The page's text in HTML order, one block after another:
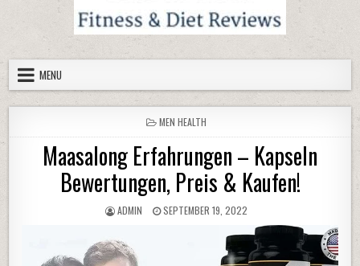
MENU
POSTED IN
MEN HEALTH
Maasalong Erfahrungen – Kapseln
Bewertungen, Preis & Kaufen!
AUTHOR:
ADMIN PUBLISHED DATE:
SEPTEMBER 19, 2022